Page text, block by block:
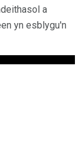
a
yn esblygu'n